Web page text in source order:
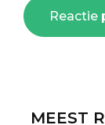
MEEST